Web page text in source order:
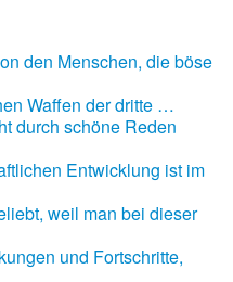
den Menschen, die böse
Waffen der dritte …
durch schöne Reden
Entwicklung ist im
weil man bei dieser
und Fortschritte,